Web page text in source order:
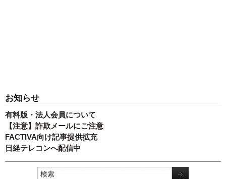
お知らせ
有料版・法人会員について
【注意】詐欺メールにご注意
FACTIVA向け記事提供拡充
日経テレコンへ配信中